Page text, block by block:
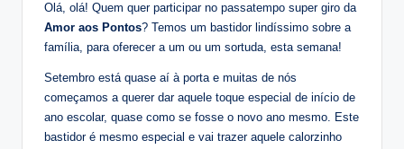
Olá, olá! Quem quer participar no passatempo super giro da
Amor aos Pontos? Temos um bastidor lindíssimo sobre a
família, para oferecer a um ou um sortuda, esta semana!
Setembro está quase aí à porta e muitas de nós
começamos a querer dar aquele toque especial de início de
ano escolar, quase como se fosse o novo ano mesmo. Este
bastidor é mesmo especial e vai trazer aquele calorzinho